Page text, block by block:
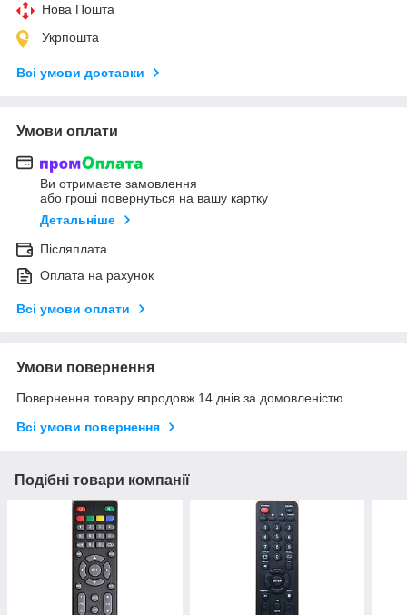
Нова Пошта
Укрпошта
Всі умови доставки
Умови оплати
Ви отримаєте замовлення
або гроші повернуться на вашу картку
Детальніше
Післяплата
Оплата на рахунок
Всі умови оплати
Умови повернення
Повернення товару впродовж 14 днів за домовленістю
Всі умови повернення
Подібні товари компанії